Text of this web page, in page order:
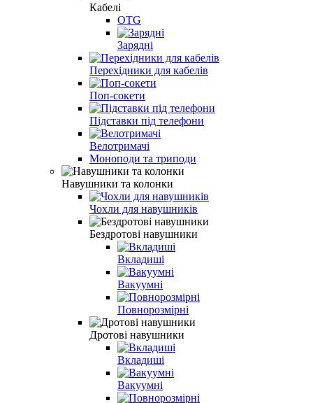
Кабелі
OTG
Зарядні
Перехідники для кабелів
Поп-сокети
Підставки під телефони
Велотримачі
Моноподи та триподи
Навушники та колонки
Чохли для навушників
Бездротові навушники
Вкладиші
Вакуумні
Повнорозмірні
Дротові навушники
Вкладиші
Вакуумні